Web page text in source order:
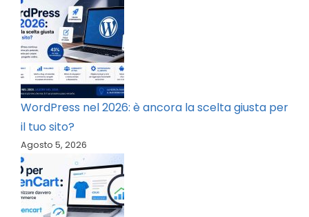
WordPress nel 2026: è ancora la scelta giusta per
il tuo sito?
Agosto 5, 2026